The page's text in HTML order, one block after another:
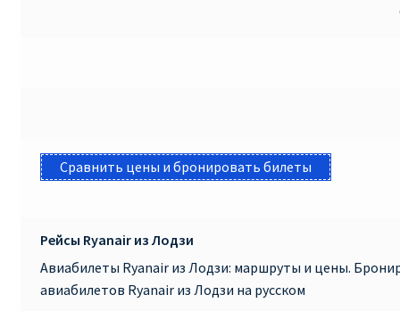
Сравнить цены и бронировать билеты
Рейсы Ryanair из Лодзи
Авиабилеты Ryanair из Лодзи: маршруты и цены.
авиабилетов Ryanair из Лодзи на русском